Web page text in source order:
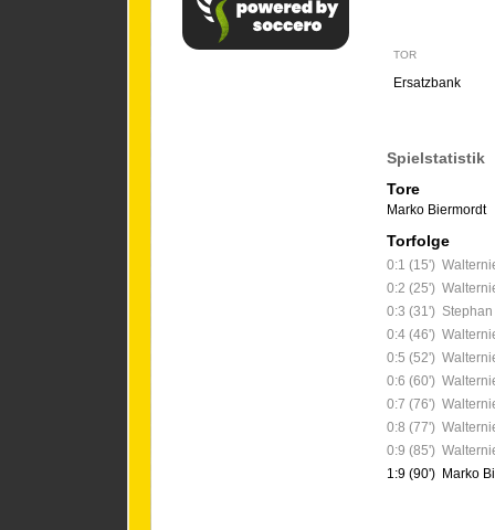
TOR
Ersatzbank
Spielstatistik
Tore
Marko Biermordt
Torfolge
0:1 (15')
0:2 (25')
0:3 (31')
0:4 (46')
0:5 (52')
0:6 (60')
0:7 (76')
0:8 (77')
0:9 (85')
1:9 (90') Marko